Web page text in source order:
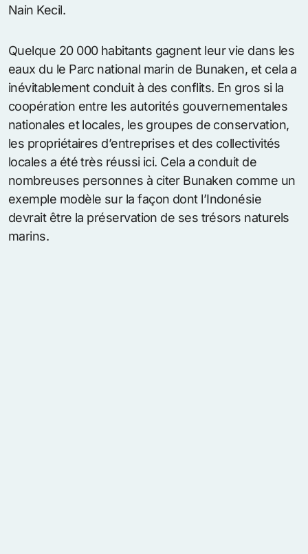
Nain Kecil.
Quelque 20 000 habitants gagnent leur vie dans les
eaux du le Parc national marin de Bunaken, et cela a
inévitablement conduit à des conflits. En gros si la
coopération entre les autorités gouvernementales
nationales et locales, les groupes de conservation,
les propriétaires d’entreprises et des collectivités
locales a été très réussi ici. Cela a conduit de
nombreuses personnes à citer Bunaken comme un
exemple modèle sur la façon dont l’Indonésie
devrait être la préservation de ses trésors naturels
marins.